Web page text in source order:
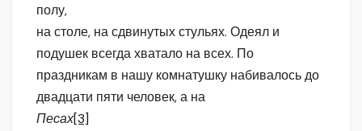
полу,
на столе, на сдвинутых стульях. Одеял и
подушек всегда хватало на всех. По
праздникам в нашу комнатушку набивалось до
двадцати пяти человек, а на
Песах[3]